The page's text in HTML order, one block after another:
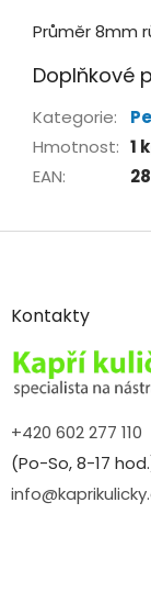
Průměr 8mm
Doplňkové
Kategorie:
Hmotnost: 1
EAN:
Z
aKontakty
+420 602 277 110
(Po-So, 8-17